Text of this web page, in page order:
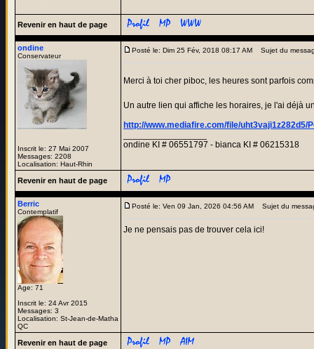
Revenir en haut de page
ondine
Conservateur
Inscrit le: 27 Mai 2007
Messages: 2208
Localisation: Haut-Rhin
Posté le: Dim 25 Fév, 2018 08:17 AM Sujet du
Merci à toi cher piboc, les heures sont parfois
Un autre lien qui affiche les horaires, je l'ai déjà
http://www.mediafire.com/file/uht3vaji1z282d5/
ondine KI # 06551797 - bianca KI # 06215318
Revenir en haut de page
Berric
Contemplatif
Age: 71
Inscrit le: 24 Avr 2015
Messages: 3
Localisation: St-Jean-de-Matha
QC
Posté le: Ven 09 Jan, 2026 04:56 AM Sujet du
Je ne pensais pas de trouver cela ici!
Revenir en haut de page